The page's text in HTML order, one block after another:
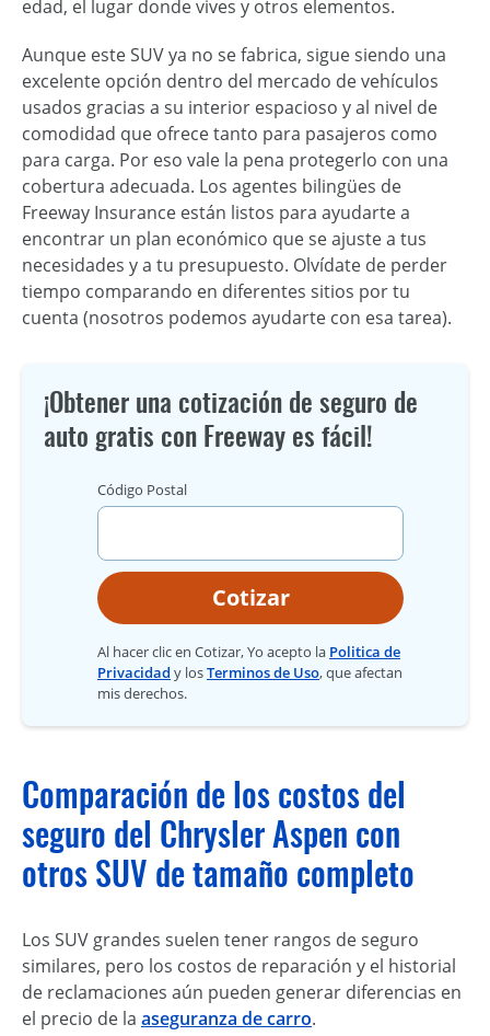
edad, el lugar donde vives y otros elementos.
Aunque este SUV ya no se fabrica, sigue siendo una
excelente opción dentro del mercado de vehículos
usados gracias a su interior espacioso y al nivel de
comodidad que ofrece tanto para pasajeros como
para carga. Por eso vale la pena protegerlo con una
cobertura adecuada. Los agentes bilingües de
Freeway Insurance están listos para ayudarte a
encontrar un plan económico que se ajuste a tus
necesidades y a tu presupuesto. Olvídate de perder
tiempo comparando en diferentes sitios por tu
cuenta (nosotros podemos ayudarte con esa tarea).
¡Obtener una cotización de seguro de
auto gratis con Freeway es fácil!
Código Postal
Cotizar
Al hacer clic en Cotizar, Yo acepto la Politica de
Privacidad y losTerminos de Uso, que afectan
mis derechos.
Comparación de los costos del
seguro del Chrysler Aspen con
otros SUV de tamaño completo
Los SUV grandes suelen tener rangos de seguro
similares, pero los costos de reparación y el historial
de reclamaciones aún pueden generar diferencias en
el precio de la aseguranza de carro.